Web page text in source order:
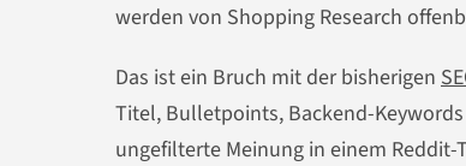
werden von Shopping Research
Das ist ein Bruch mit der bisherigen
Titel, Bulletpoints, Backend-
ungefilterte Meinung in einem